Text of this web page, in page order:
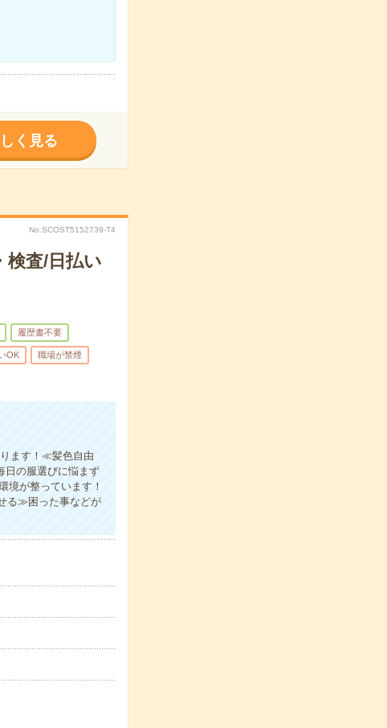
く見る
No.SCOST5152739-T4
検査/日払い
履歴書不要
OK 職場が禁煙
ます！≪髪色自由
日の服選びに悩まず
が整っています！
る≫困った事などが